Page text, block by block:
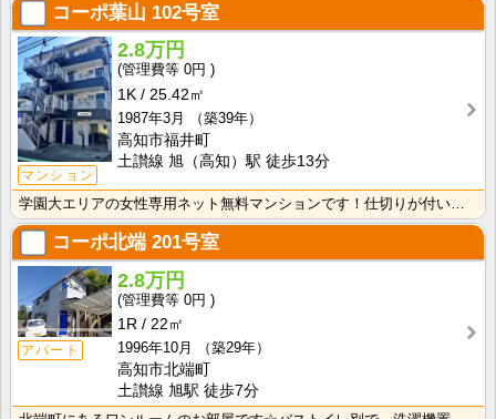
コーポ葉山 102号室
マンション
2.8万円
0円
1K
25.42㎡
1987年3月
（築39年）
高知市福井町
土讃線 旭（高知）駅 徒歩13分
コーポ北端 201号室
アパート
2.8万円
0円
1R
22㎡
1996年10月
（築29年）
高知市北端町
土讃線 旭駅 徒歩7分